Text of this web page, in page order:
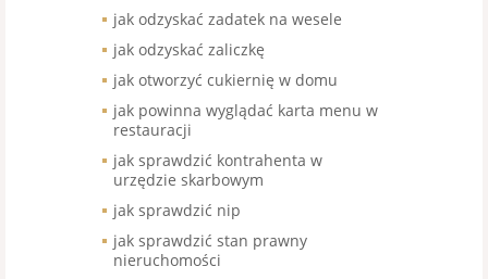
jak odzyskać zadatek na wesele
jak odzyskać zaliczkę
jak otworzyć cukiernię w domu
jak powinna wyglądać karta menu w
restauracji
jak sprawdzić kontrahenta w
urzędzie skarbowym
jak sprawdzić nip
jak sprawdzić stan prawny
nieruchomości